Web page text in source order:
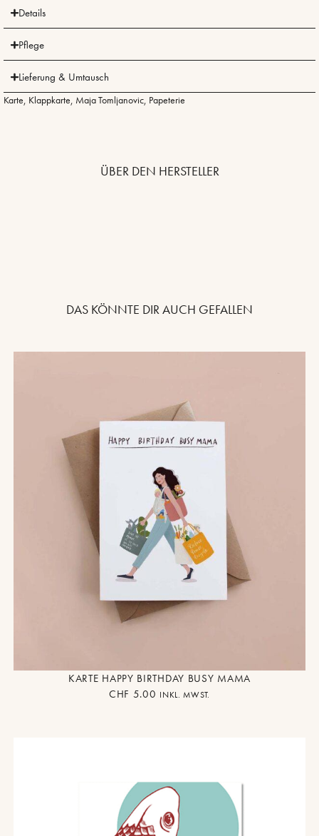
Details
Pflege
Lieferung & Umtausch
Karte, Klappkarte, Maja Tomljanovic, Papeterie
ÜBER DEN HERSTELLER
DAS KÖNNTE DIR AUCH GEFALLEN
KARTE HAPPY BIRTHDAY BUSY MAMA
CHF 5.00 INKL. MWST.